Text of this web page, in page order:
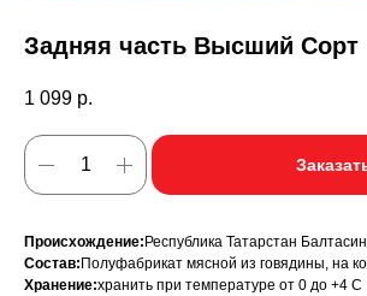
Задняя часть Высший Сорт
1 099 р.
Происхождение: Республика Татарстан
Состав: Полуфабрикат мясной из говядины, на
Хранение:хранить при температуре от 0 до +4 С